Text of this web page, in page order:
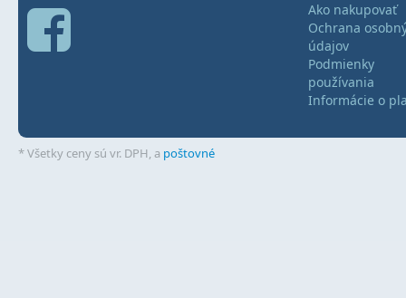
Ako nakupovať
Ochrana
údajov
Podmienky
používania
Informácie o
* Všetky ceny sú vr. DPH, a poštovné